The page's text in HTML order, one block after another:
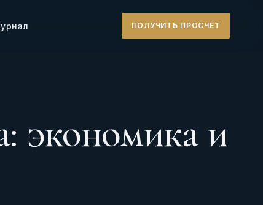
ПОЛУЧИТЬ ПРОСЧЁТ
экономика и